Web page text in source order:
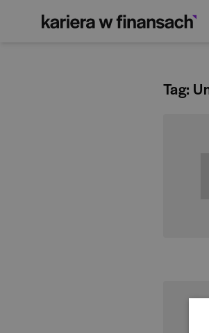
Tag: